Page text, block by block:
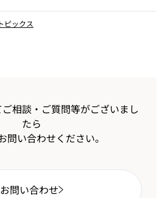
トピックス
相談・ご質問等がございまし
たら
問い合わせください。
お問い合わせ